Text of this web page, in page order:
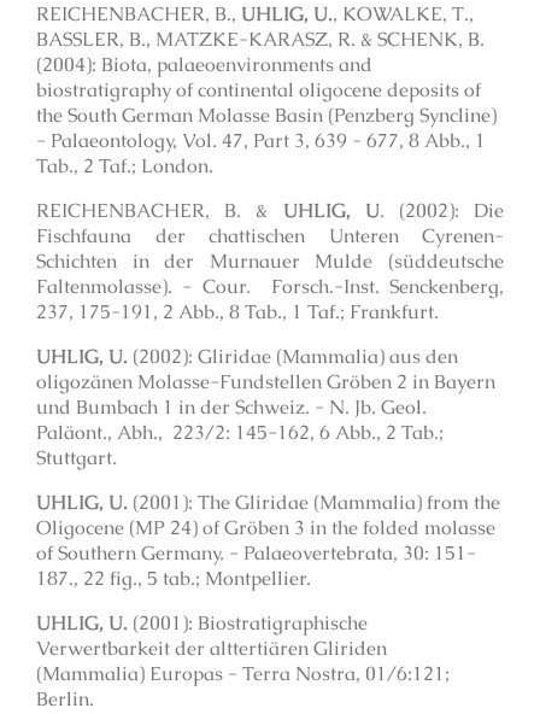
REICHENBACHER, B., UHLIG, U., KOWALKE, T.,
BASSLER, B., MATZKE-KARASZ, R. & SCHENK, B.
(2004): Biota, palaeoenvironments and
biostratigraphy of continental oligocene deposits of
the South German Molasse Basin (Penzberg Syncline)
- Palaeontology, Vol. 47, Part 3, 639 - 677, 8 Abb., 1
Tab., 2 Taf.; London.
REICHENBACHER, B. & UHLIG, U. (2002): Die
Fischfauna der chattischen Unteren Cyrenen-
Schichten in der Murnauer Mulde (süddeutsche
Faltenmolasse). - Cour. Forsch.-Inst. Senckenberg,
237, 175-191, 2 Abb., 8 Tab., 1 Taf.; Frankfurt.
UHLIG, U. (2002): Gliridae (Mammalia) aus den
oligozänen Molasse-Fundstellen Gröben 2 in Bayern
und Bumbach 1 in der Schweiz. - N. Jb. Geol.
Paläont., Abh., 223/2: 145-162, 6 Abb., 2 Tab.;
Stuttgart.
UHLIG, U. (2001): The Gliridae (Mammalia) from the
Oligocene (MP 24) of Gröben 3 in the folded molasse
of Southern Germany. - Palaeovertebrata, 30: 151-
187., 22 fig., 5 tab.; Montpellier.
UHLIG, U. (2001): Biostratigraphische
Verwertbarkeit der alttertiären Gliriden
(Mammalia) Europas - Terra Nostra, 01/6:121;
Berlin.